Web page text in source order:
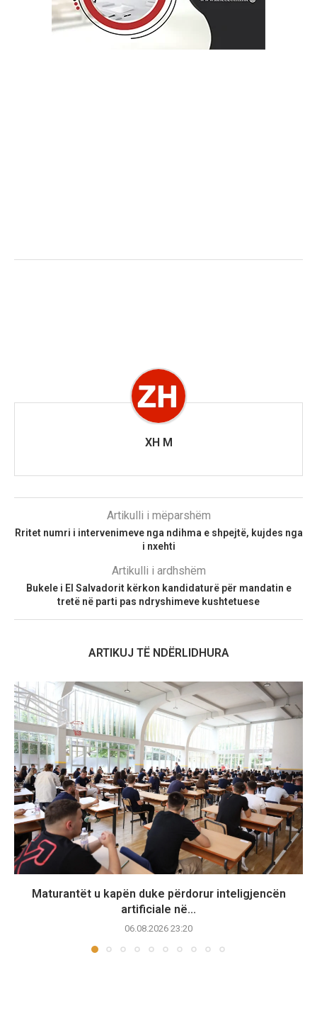
XH M
Artikulli i mëparshëm
Rritet numri i intervenimeve nga ndihma e shpejtë, kujdes nga
i nxehti
Artikulli i ardhshëm
Bukele i El Salvadorit kërkon kandidaturë për mandatin e
tretë në parti pas ndryshimeve kushtetuese
ARTIKUJ TË NDËRLIDHURA
Maturantët u kapën duke përdorur inteligjencën
artificiale në...
06.08.2026 23:20